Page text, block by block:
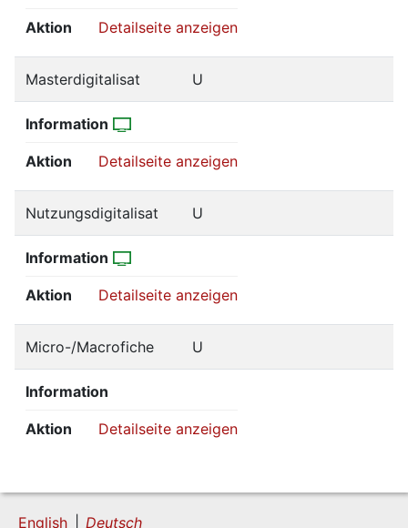
Aktion Detailseite anzeigen
Masterdigitalisat U
Information
Aktion Detailseite anzeigen
Nutzungsdigitalisat U
Information
Aktion Detailseite anzeigen
Micro-/Macrofiche U
Information
Aktion Detailseite anzeigen
English Deutsch